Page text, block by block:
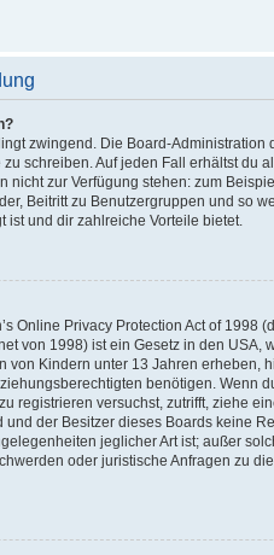
zwingend. Die Board-Administration
schreiben. Auf jeden Fall erhältst du
nicht zur Verfügung stehen: zum
Beitritt zu Benutzergruppen und so
und dir zahlreiche Vorteile bietet.
Online Privacy Protection Act of 1998
von 1998) ist ein Gesetz in den USA,
von Kindern unter 13 Jahren erheben,
benötigen. Wenn
registrieren versuchst, zutrifft, ziehe
und der Besitzer dieses Boards keine
jeglicher Art ist; außer
oder juristische Anfragen zu